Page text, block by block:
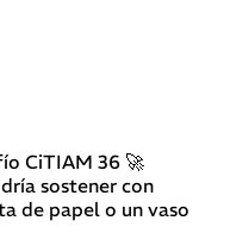
CiTIAM 36 🚀
sostener con
de papel o un vaso